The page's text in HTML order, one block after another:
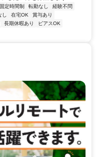
固定時間制 転勤なし
経験不問
在宅OK
賞与あり
長期休暇あり
ピアスOK